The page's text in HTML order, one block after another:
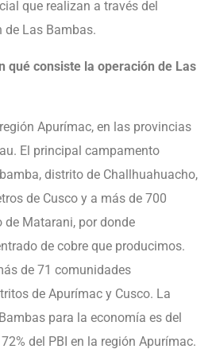
que realizan a través del
de Las Bambas.
qué consiste la operación de Las
Apurímac, en las provincias
El principal campamento
distrito de Challhuahuacho,
de Cusco y a más de 700
de Matarani, por donde
de cobre que producimos.
de 71 comunidades
de Apurímac y Cusco. La
para la economía es del
del PBI en la región Apurímac.